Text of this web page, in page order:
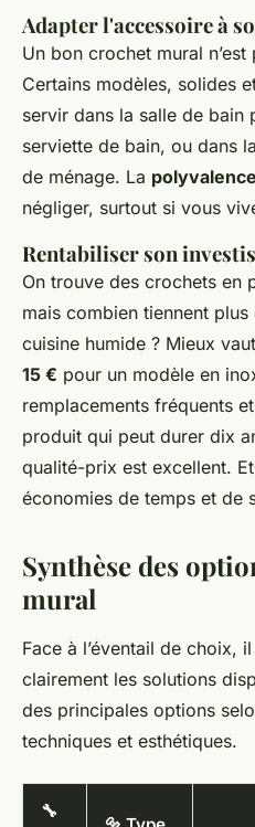
Adapter l'accessoire à
Un bon crochet mural
Certains modèles, solides
servir dans la salle de bain
serviette de bain, ou dans
de ménage. La polyvalence
négliger, surtout si vous
Rentabiliser son
On trouve des crochets en
mais combien tiennent
cuisine humide ? Mieux vaut
15 € pour un modèle en
remplacements fréquents
produit qui peut durer dix
qualité-prix est excellent.
économies de temps et de
Synthèse des
mural
Face à l’éventail de choix,
clairement les solutions
des principales options
techniques et esthétiques.
🔧